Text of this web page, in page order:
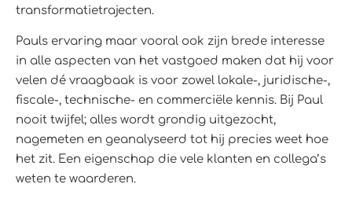
transformatietrajecten.
Pauls ervaring maar vooral ook zijn brede interesse
in alle aspecten van het vastgoed maken dat hij voor
velen dé vraagbaak is voor zowel lokale-, juridische-,
fiscale-, technische- en commerciële kennis. Bij Paul
nooit twijfel; alles wordt grondig uitgezocht,
nagemeten en geanalyseerd tot hij precies weet hoe
het zit. Een eigenschap die vele klanten en collega’s
weten te waarderen.